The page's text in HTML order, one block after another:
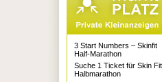
3 Start Numbers – Skinfit
Half-Marathon
Suche 1 Ticket für Skin Fit
Halbmarathon